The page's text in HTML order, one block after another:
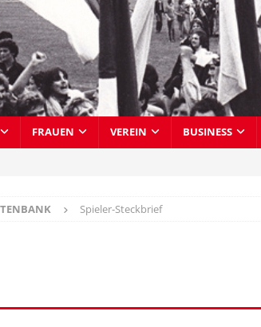
FRAUEN VEREIN BUSINESS
Spieler-Steckbrief